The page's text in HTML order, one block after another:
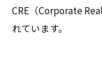
CRE（Corporate
れています。